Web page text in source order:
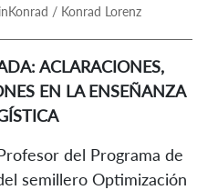
/ Konrad Lorenz
ACLARACIONES,
EN LA ENSEÑANZA
del Programa de
semillero Optimización